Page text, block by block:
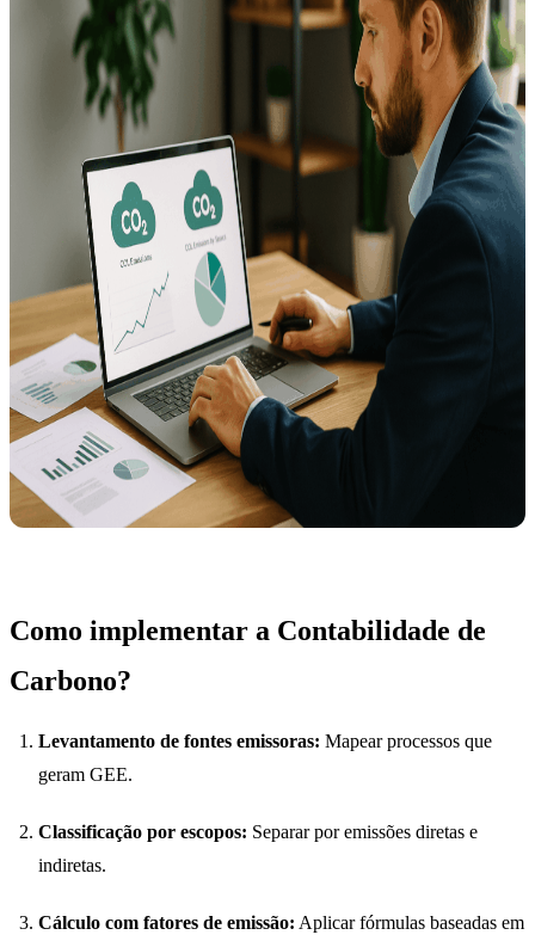
Como implementar a Contabilidade de
Carbono?
Levantamento de fontes emissoras: Mapear processos que
geram GEE.
Classificação por escopos: Separar por emissões diretas e
indiretas.
Cálculo com fatores de emissão: Aplicar fórmulas baseadas em